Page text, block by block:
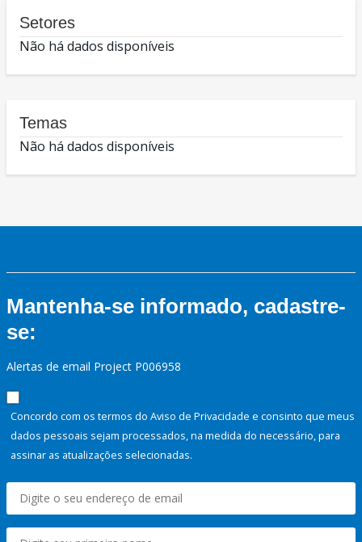
Setores
Não há dados disponíveis
Temas
Não há dados disponíveis
Mantenha-se informado, cadastre-
se:
Alertas de email Project P006958
Concordo com os termos do Aviso de Privacidade e consinto que meus
dados pessoais sejam processados, na medida do necessário, para
assinar as atualizações selecionadas.